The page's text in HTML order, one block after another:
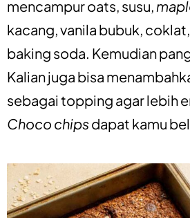
mencampur oats, susu,
kacang, vanila bubuk,
baking soda. Kemudian
Kalian juga bisa
sebagai topping agar lebih
Choco chips dapat kamu